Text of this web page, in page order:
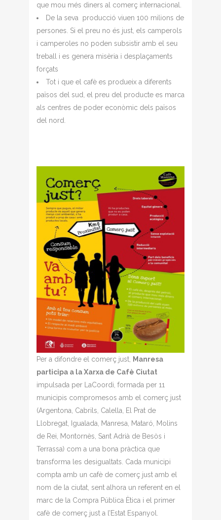
que mou més diners al comerç internacional.
De la seva producció viuen 100 milions de
persones. Si el preu no és just, els camperols
i camperoles no poden subsistir amb el seu
treball i es genera misèria i desplaçaments
forçats
Tot i que el cafè es produeix a diferents
països del sud, el preu del producte es marca
als centres de poder econòmic dels països
del nord.
Per a difondre el comerç just, Manresa
participa a la Xarxa de Cafè Ciutat
impulsada per LaCoordi, formada per 11
municipis compromesos amb el comerç just
(Argentona, Cabrils, Calella, El Prat de
Llobregat, Igualada, Manresa, Mataró, Molins
de Rei, Montornès, Sant Adrià de Besòs i
Terrassa) com a una bona pràctica que
transforma les desigualtats. Cada municipi
compta amb un cafè de comerç just amb el
nom de la ciutat, sent alhora un referent en el
marc de la Compra Pública Ètica i el primer
cafè de comerç just a l’Estat Espanyol.